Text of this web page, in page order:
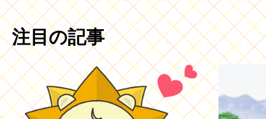
注目の記事